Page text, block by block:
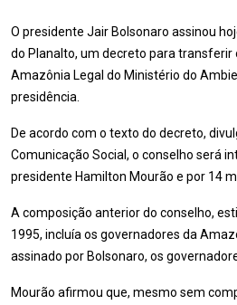
O presidente Jair Bolsonaro assinou
do Planalto, um decreto para transferir
Amazônia Legal do Ministério do
presidência.
De acordo com o texto do decreto,
Comunicação Social, o conselho será
presidente Hamilton Mourão e por 14
A composição anterior do conselho,
1995, incluía os governadores da
assinado por Bolsonaro, os
Mourão afirmou que, mesmo sem